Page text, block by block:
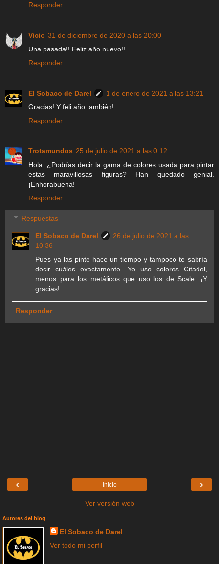
Responder
Vicio 31 de diciembre de 2020 a las 20:00
Una pasada!! Feliz año nuevo!!
Responder
El Sobaco de Darel
1 de enero de 2021 a las 13:21
Gracias! Y feli año también!
Responder
Trotamundos 25 de julio de 2021 a las 0:12
Hola. ¿Podrías decir la gama de colores usada para pintar
estas maravillosas figuras? Han quedado genial.
¡Enhorabuena!
Responder
Respuestas
El Sobaco de Darel
26 de julio de 2021 a las
10:36
Pues ya las pinté hace un tiempo y tampoco te sabría
decir cuáles exactamente. Yo uso colores Citadel,
menos para los metálicos que uso los de Scale. ¡Y
gracias!
Responder
‹ ›
Inicio
Ver versión web
Autores del blog
El Sobaco de Darel
Ver todo mi perfil